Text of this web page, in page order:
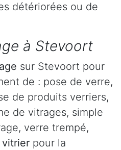
détériorées ou de
à Stevoort
sur Stevoort pour
de : pose de verre,
de produits verriers,
de vitrages, simple
verre trempé,
vitrier pour la